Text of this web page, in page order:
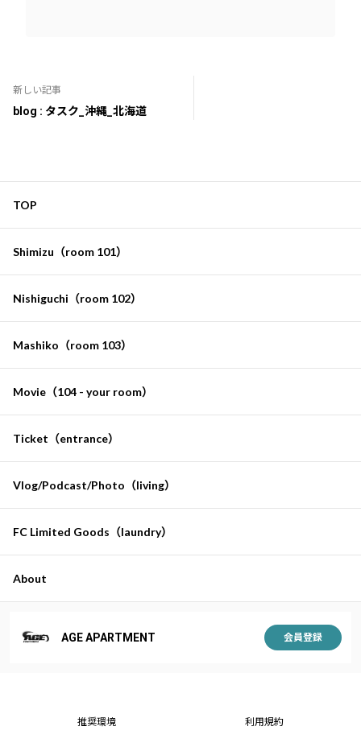
新しい記事
blog : タスク_沖縄_北海道
TOP
Shimizu（room 101）
Nishiguchi（room 102）
Mashiko（room 103）
Movie（104 - your room）
Ticket（entrance）
Vlog/Podcast/Photo（living）
FC Limited Goods（laundry）
About
AGE APARTMENT 会員登録
推奨環境 利用規約